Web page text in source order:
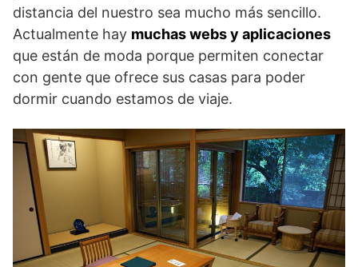
distancia del nuestro sea mucho más sencillo.
Actualmente hay muchas webs y aplicaciones
que están de moda porque permiten conectar
con gente que ofrece sus casas para poder
dormir cuando estamos de viaje.